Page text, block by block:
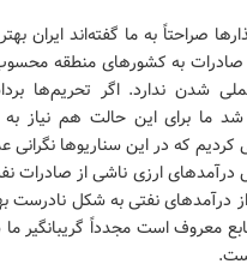
صراحتاً به ما گفته‌اند ایران
به کشورهای منطقه
شدن ندارد. اگر تحریم‌ها
ما برای این حالت هم نیاز به
که در این سناریوها
درآمدهای ارزی ناشی از
درآمدهای نفتی به شکل نادرست
معروف است مجدداً گریبانگیر ما